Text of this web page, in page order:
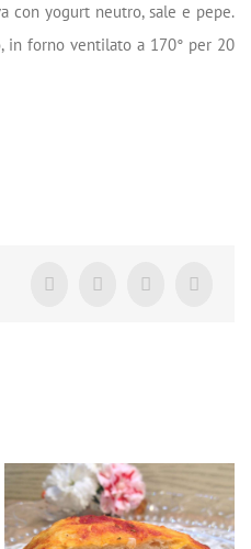
con yogurt neutro, sale e pepe.
in forno ventilato a 170° per 20
Facebook
X TumblrPinterest